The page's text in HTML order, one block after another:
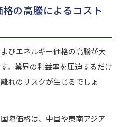
の高騰によるコスト
びエネルギー価格の高騰が大
。業界の利益率を圧迫するだけ
れのリスクが生じるでしょ
際価格は、中国や東南アジア